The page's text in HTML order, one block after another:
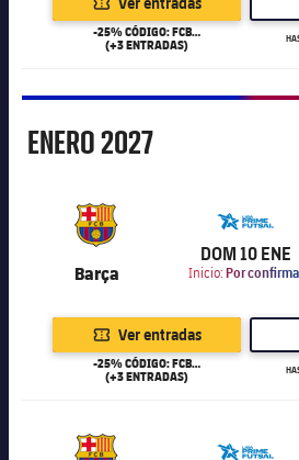
-25% CÓDIGO: FCB25
(+3 ENTRADAS)
Enero
ENERO2027
Barça
6.000
DOM 10 ENE
Inicio: Por
Ver entradas
-25% CÓDIGO: FCB25
(+3 ENTRADAS)
6.000